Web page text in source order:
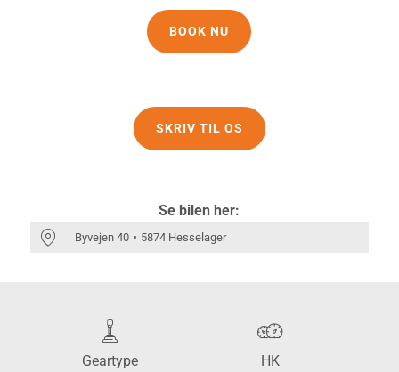
BOOK NU
SKRIV TIL OS
Se bilen her:
Byvejen 40 5874 Hesselager
Geartype HK